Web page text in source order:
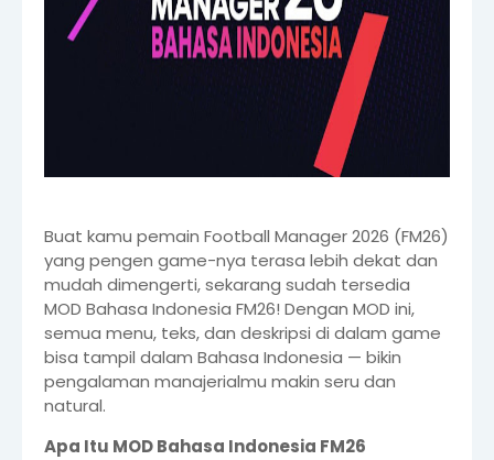
Buat kamu pemain Football Manager 2026 (FM26)
yang pengen game-nya terasa lebih dekat dan
mudah dimengerti, sekarang sudah tersedia
MOD Bahasa Indonesia FM26! Dengan MOD ini,
semua menu, teks, dan deskripsi di dalam game
bisa tampil dalam Bahasa Indonesia — bikin
pengalaman manajerialmu makin seru dan
natural.
Apa Itu MOD Bahasa Indonesia FM26